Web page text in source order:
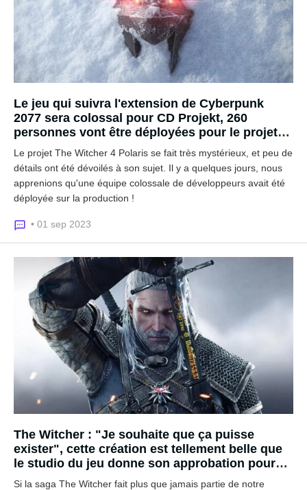
Le jeu qui suivra l'extension de Cyberpunk
2077 sera colossal pour CD Projekt, 260
personnes vont être déployées pour le projet
The Witcher 4 !
Le projet The Witcher 4 Polaris se fait très mystérieux, et peu de
détails ont été dévoilés à son sujet. Il y a quelques jours, nous
apprenions qu'une équipe colossale de développeurs avait été
déployée sur la production !
• 01 sep 2023
The Witcher : "Je souhaite que ça puisse
exister", cette création est tellement belle que
le studio du jeu donne son approbation pour
créer un set LEGO !
Si la saga The Witcher fait plus que jamais partie de notre